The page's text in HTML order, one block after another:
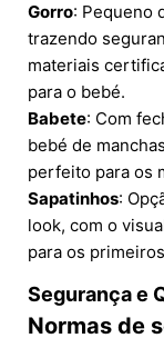
Gorro: Pequeno
trazendo
materiais
para o bebé.
Babete: Com
bebé de
perfeito para os
Sapatinhos:
look, com o
para os
Segurança e
Normas de